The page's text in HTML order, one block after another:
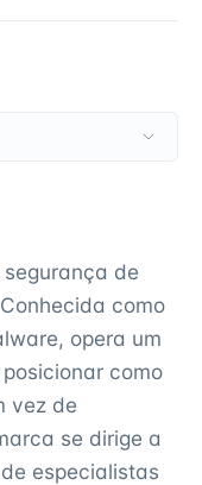
de
como
opera um
como
vez de
se dirige a
especialistas